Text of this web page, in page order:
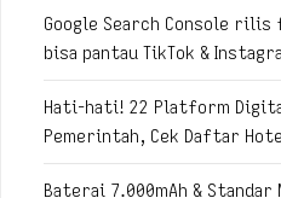
Google Search Console
bisa pantau TikTok &
Hati-hati! 22 Platform
Pemerintah, Cek Daftar
Baterai 7.000mAh &